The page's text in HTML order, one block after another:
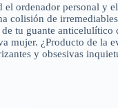
ordenador personal y
colisión de
tu guante
mujer. ¿Producto de
y obsesivas